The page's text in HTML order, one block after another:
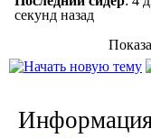
секунд назад